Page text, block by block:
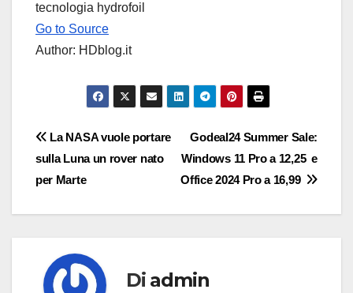
tecnologia hydrofoil
Go to Source
Author: HDblog.it
Navigazione
articoli
Godeal24 Summer Sale:
Windows 11 Pro a 12,25  e
Office 2024 Pro a 16,99 
La NASA vuole portare
sulla Luna un rover nato
per Marte
Di admin